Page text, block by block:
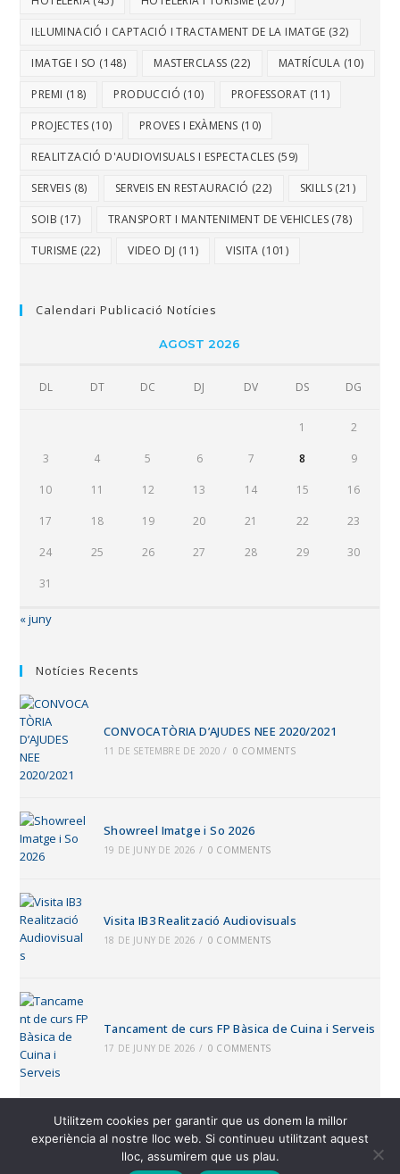
IL·LUMINACIÓ I CAPTACIÓ I TRACTAMENT DE LA IMATGE (32)
IMATGE I SO (148) MASTERCLASS (22) MATRÍCULA (10)
PREMI (18) PRODUCCIÓ (10) PROFESSORAT (11)
PROJECTES (10) PROVES I EXÀMENS (10)
REALITZACIÓ D'AUDIOVISUALS I ESPECTACLES (59)
SERVEIS (8) SERVEIS EN RESTAURACIÓ (22) SKILLS (21)
SOIB (17) TRANSPORT I MANTENIMENT DE VEHICLES (78)
TURISME (22) VIDEO DJ (11) VISITA (101)
Calendari Publicació Notícies
AGOST 2026
DL DT DC DJ DV DS DG
1 2
3 4 5 6 7 8 9
10 11 12 13 14 15 16
17 18 19 20 21 22 23
24 25 26 27 28 29 30
31
« juny
Notícies Recents
CONVOCATÒRIA D’AJUDES NEE 2020/2021
11 DE SETEMBRE DE 2020 / 0 COMMENTS
Showreel Imatge i So 2026
19 DE JUNY DE 2026 / 0 COMMENTS
Visita IB3 Realització Audiovisuals
18 DE JUNY DE 2026 / 0 COMMENTS
Tancament de curs FP Bàsica de Cuina i Serveis
17 DE JUNY DE 2026 / 0 COMMENTS
CIFP Juníper Serra
Camí de Son Cladera 20, bloc A – 07009 Palma
Utilitzem cookies per garantir que us donem la millor
experiència al nostre lloc web. Si continueu utilitzant aquest
lloc, assumirem que us plau.